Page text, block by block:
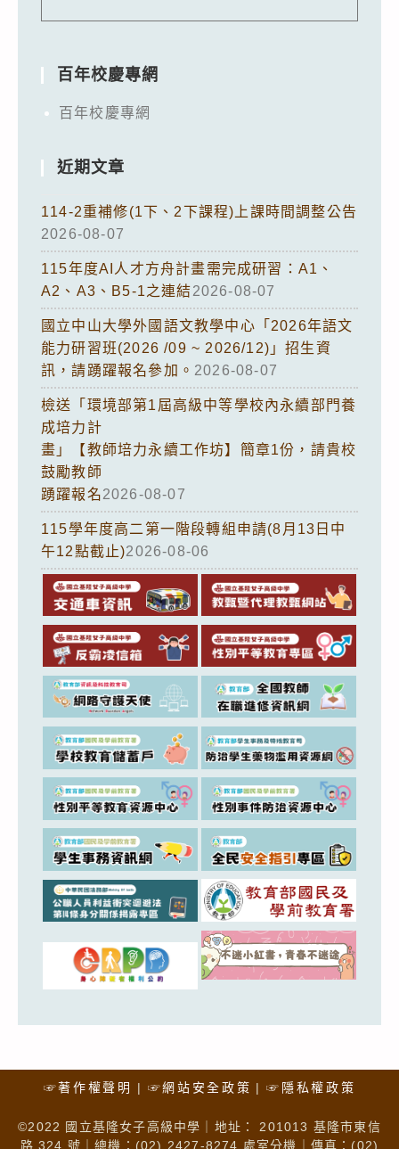
百年校慶專網
百年校慶專網
近期文章
114-2重補修(1下、2下課程)上課時間調整公告
2026-08-07
115年度AI人才方舟計畫需完成研習：A1、
A2、A3、B5-1之連結2026-08-07
國立中山大學外國語文教學中心「2026年語文
能力研習班(2026 /09 ~ 2026/12)」招生資
訊，請踴躍報名參加。 2026-08-07
檢送「環境部第1屆高級中等學校內永續部門養
成培力計
畫」【教師培力永續工作坊】簡章1份，請貴校
鼓勵教師
踴躍報名2026-08-07
115學年度高二第一階段轉組申請(8月13日中
午12點截止)2026-08-06
☞著作權聲明 ☞網站安全政策 ☞隱私權政策
©2022 國立基隆女子高級中學｜地址： 201013 基隆市東信
路 324 號｜總機：(02) 2427-8274 處室分機｜傳真：(02)